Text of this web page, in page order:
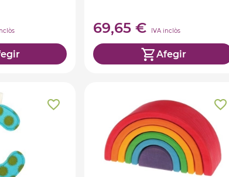
69,65 € IVA inclòs
Afegir